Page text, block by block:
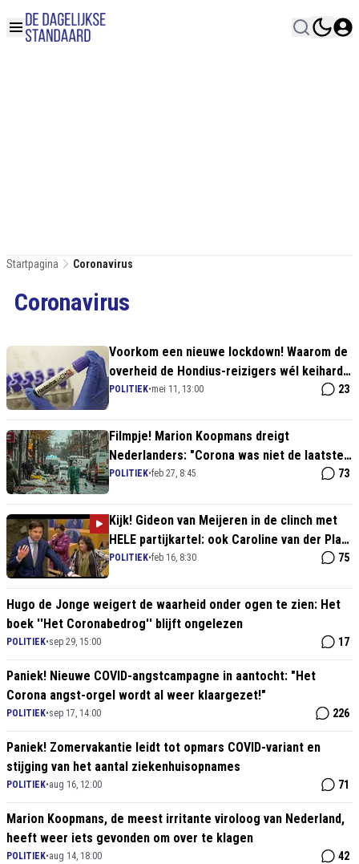
Startpagina Coronavirus
Coronavirus
Voorkom een nieuwe lockdown! Waarom de
overheid de Hondius-reizigers wél keihard
en centraal moet isoleren
POLITIEK•mei 11, 13:00 23
Filmpje! Marion Koopmans dreigt
Nederlanders: "Corona was niet de laatste
pandemie!"
POLITIEK•feb 27, 8:45 73
Kijk! Gideon van Meijeren in de clinch met
HELE partijkartel: ook Caroline van der Plas
WOEST
POLITIEK•feb 16, 8:30 75
Hugo de Jonge weigert de waarheid onder ogen te zien: Het
boek ''Het Coronabedrog'' blijft ongelezen
POLITIEK•sep 29, 15:00 17
Paniek! Nieuwe COVID-angstcampagne in aantocht: "Het
Corona angst-orgel wordt al weer klaargezet!"
POLITIEK•sep 17, 14:00 226
Paniek! Zomervakantie leidt tot opmars COVID-variant en
stijging van het aantal ziekenhuisopnames
POLITIEK•aug 16, 12:00 71
Marion Koopmans, de meest irritante viroloog van Nederland,
heeft weer iets gevonden om over te klagen
POLITIEK•aug 14, 18:00 42